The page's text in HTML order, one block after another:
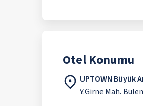
Otel Konumu
UPTOWN Büyük
Y.Girne Mah.